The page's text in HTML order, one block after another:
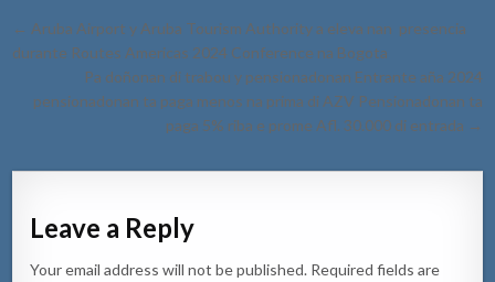
Post
navigation
← Aruba Airport y Aruba Tourism Authority a eleva nan presencia
durante Routes Americas 2024 Conference na Bogota
Pa doñonan di trabou y pensionadonan Entrante aña 2024
pensionadonan ta paga menos na prima di AZV Pensionadonan ta
paga 5% riba e prome Afl. 30.000 di entrada →
Leave a Reply
Your email address will not be published. Required fields are